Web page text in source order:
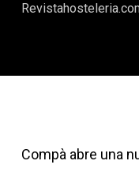
Compà abre una